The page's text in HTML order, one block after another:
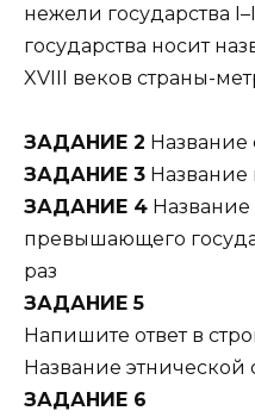
нежели государства
государства носит
XVIII веков страны-
ЗАДАНИЕ 2 Название
ЗАДАНИЕ 3 Название
ЗАДАНИЕ 4 Название
превышающего
раз
ЗАДАНИЕ 5
Напишите ответ в
Название этнической
ЗАДАНИЕ 6